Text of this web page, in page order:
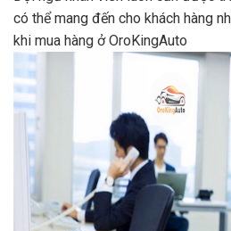
có thể mang đến cho khách hàng
khi mua hàng ở OroKingAuto